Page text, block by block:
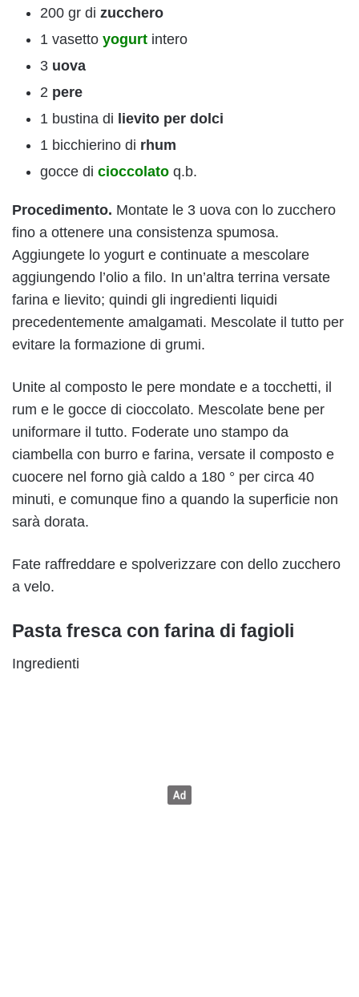
200 gr di zucchero
1 vasetto yogurt intero
3 uova
2 pere
1 bustina di lievito per dolci
1 bicchierino di rhum
gocce di cioccolato q.b.
Procedimento. Montate le 3 uova con lo zucchero
fino a ottenere una consistenza spumosa.
Aggiungete lo yogurt e continuate a mescolare
aggiungendo l’olio a filo. In un’altra terrina versate
farina e lievito; quindi gli ingredienti liquidi
precedentemente amalgamati. Mescolate il tutto per
evitare la formazione di grumi.
Unite al composto le pere mondate e a tocchetti, il
rum e le gocce di cioccolato. Mescolate bene per
uniformare il tutto. Foderate uno stampo da
ciambella con burro e farina, versate il composto e
cuocere nel forno già caldo a 180 ° per circa 40
minuti, e comunque fino a quando la superficie non
sarà dorata.
Fate raffreddare e spolverizzare con dello zucchero
a velo.
Pasta fresca con farina di fagioli
Ingredienti